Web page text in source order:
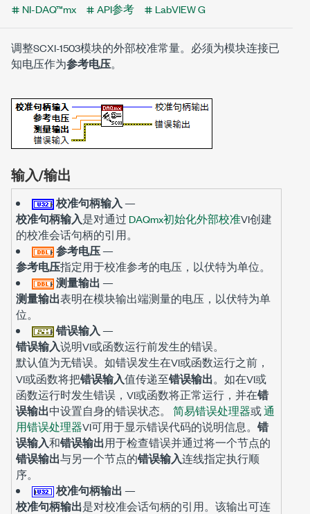
NI-DAQ™mx
API参考 LabVIEW G
调整SCXI-1503模块的外部校准常量。必须为模块连接已
知电压作为参考电压。
输入/输出
校准句柄输入 —
校准句柄输入是对通过 DAQmx初始化外部校准VI创建
的校准会话句柄的引用。
参考电压—
参考电压指定用于校准参考的电压，以伏特为单位。
测量输出 —
测量输出表明在模块输出端测量的电压，以伏特为单
位。
错误输入 —
错误输入说明VI或函数运行前发生的错误。
默认值为无错误。如错误发生在VI或函数运行之前，
VI或函数将把错误输入值传递至错误输出。如在VI或
函数运行时发生错误，VI或函数将正常运行，并在错
误输出中设置自身的错误状态。 简易错误处理器或通
用错误处理器VI可用于显示错误代码的说明信息。 错
误输入和错误输出用于检查错误并通过将一个节点的
错误输出与另一个节点的错误输入连线指定执行顺
序。
校准句柄输出 —
校准句柄输出是对校准会话句柄的引用。该输出可连